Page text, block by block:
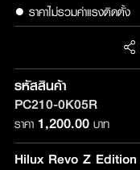
● ราคาไม่รวมค่าแรงติดตั้ง
รหัสสินค้า
PC210-0K05R
ราคา 1,200.00บาท
Hilux Revo Z Edition